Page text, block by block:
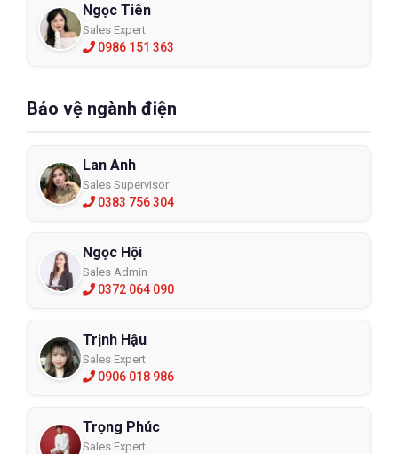
Ngọc Tiên
Sales Expert
0986 151 363
Bảo vệ ngành điện
Lan Anh
Sales Supervisor
0383 756 304
Ngọc Hội
Sales Admin
0372 064 090
Trịnh Hậu
Sales Expert
0906 018 986
Trọng Phúc
Sales Expert